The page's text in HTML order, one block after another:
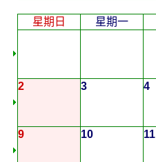
星期日 星期一
2 3 4
9 10 11